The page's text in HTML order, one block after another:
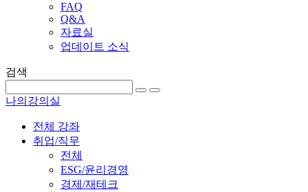
FAQ
Q&A
자료실
업데이트 소식
검색
나의강의실
전체 강좌
취업/직무
전체
ESG/윤리경영
경제/재테크